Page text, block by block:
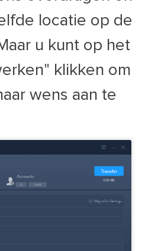
locatie op de
u kunt op het
klikken om
wens aan te